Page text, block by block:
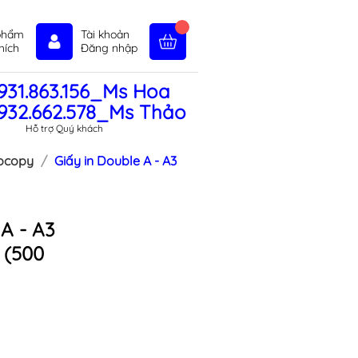
Tài khoản
Đăng nhập
tức Liên hệ Chính sách
Hoa
Thảo
Hỗ trợ Quý khách
Giấy in Double A - A3
- A3